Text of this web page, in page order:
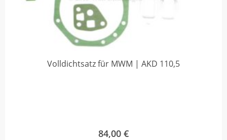
Volldichtsatz für MWM | AKD 110,5
84,00 €